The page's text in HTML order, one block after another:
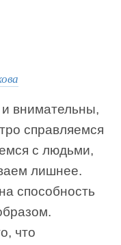
внимательны,
справляемся
с людьми,
лишнее.
способность
что